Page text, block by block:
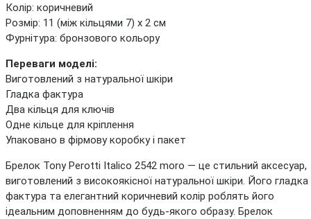
Колір: коричневий
Розмір: 11 (між кільцями 7) х 2 см
Фурнітура: бронзового кольору
Переваги моделі:
Виготовлений з натуральної шкіри
Гладка фактура
Два кільця для ключів
Одне кільце для кріплення
Упаковано в фірмову коробку і пакет
Брелок Tony Perotti Italico 2542 moro — це стильний аксесуар,
виготовлений з високоякісної натуральної шкіри. Його гладка
фактура та елегантний коричневий колір роблять його
ідеальним доповненням до будь-якого образу. Брелок